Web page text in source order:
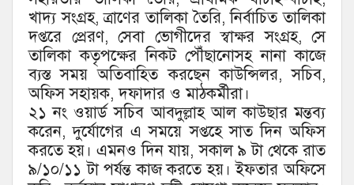
খাদ্য সংগ্রহ, ত্রাণের তালিকা তৈরি, নির্বাচিত তালিকা
দপ্তরে প্রেরণ, সেবা ভোগীদের স্বাক্ষর সংগ্রহ, সে
তালিকা কতৃপক্ষের নিকট পৌঁছানোসহ নানা কাজে
ব্যস্ত সময় অতিবাহিত করছেন কাউন্সিলর, সচিব,
অফিস সহায়ক, দফাদার ও মাঠকর্মীরা।
২১ নং ওয়ার্ড সচিব আবদুল্লাহ আল কাউছার মন্তব্য
করেন, দুর্যোগের এ সময়ে সপ্তহে সাত দিন অফিস
করতে হয়। এমনও দিন যায়, সকাল ৯ টা থেকে রাত
৯/১০/১১ টা পর্যন্ত কাজ করতে হয়। ইফতার অফিসে